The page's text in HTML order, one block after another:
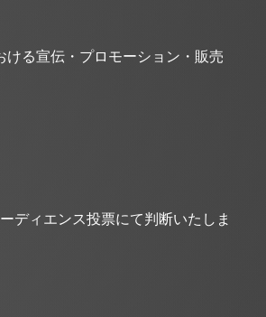
ける宣伝・プロモーション・販売
ディエンス投票にて判断いたしま